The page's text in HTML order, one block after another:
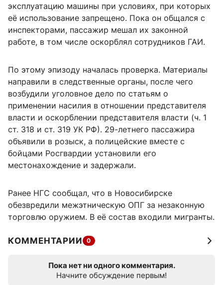
эксплуатацию машины при условиях, при которых
её использование запрещено. Пока он общался с
инспекторами, пассажир мешал их законной
работе, в том числе оскорблял сотрудников ГАИ.
По этому эпизоду началась проверка. Материалы
направили в следственные органы, после чего
возбудили уголовное дело по статьям о
применении насилия в отношении представителя
власти и оскорблении представителя власти (ч. 1
ст. 318 и ст. 319 УК РФ). 29-летнего пассажира
объявили в розыск, а полицейские вместе с
бойцами Росгвардии установили его
местонахождение и задержали.
Ранее НГС сообщал, что в Новосибирске
обезвредили межэтническую ОПГ за незаконную
торговлю оружием. В её состав входили мигранты.
КОММЕНТАРИИ 0
Пока нет ни одного комментария.
Начните обсуждение первым!